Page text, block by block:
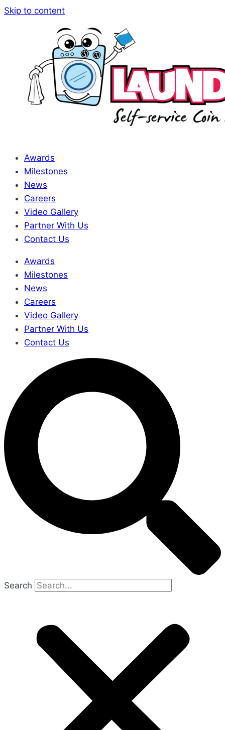
Skip to content
Awards
Milestones
News
Careers
Video Gallery
Partner With Us
Contact Us
Awards
Milestones
News
Careers
Video Gallery
Partner With Us
Contact Us
Search